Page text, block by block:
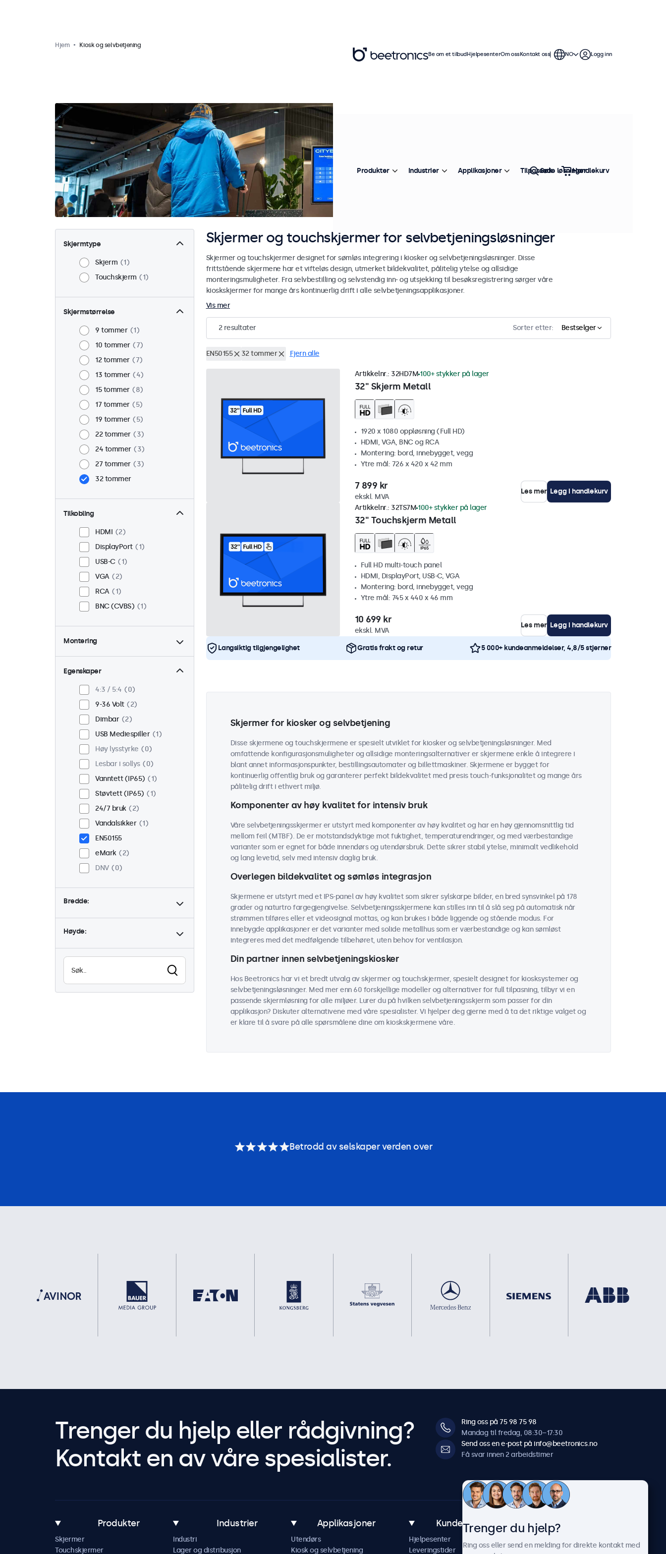
Hjem Kiosk og selvbetjening
Skjermtype
Skjerm
1
Touchskjerm
1
Skjermstørrelse
9 tommer
1
10 tommer
7
12 tommer
7
13 tommer
4
15 tommer
8
17 tommer
5
19 tommer
5
22 tommer
3
24 tommer
3
27 tommer
3
32 tommer
Tilkobling
HDMI
2
DisplayPort
1
USB-C
1
VGA
2
RCA
1
BNC (CVBS)
1
Montering
Bord
2
Vegg
Panel montert
Innebygd
2
Rackmontering (19")
VESA 75 x 75
0
VESA 100 x 100
2
Egenskaper
4:3 / 5:4
0
9-36 Volt
2
Dimbar
2
USB Mediespiller
1
Høy lysstyrke
0
Lesbar i sollys
0
Vanntett (IP65)
1
Støvtett (IP65)
1
24/7 bruk
2
Vandalsikker
1
EN50155
eMark
2
DNV
0
Bredde:
Høyde:
Skjermer og touchskjermer for selvbetjeningsløsninger
Skjermer og touchskjermer designet for sømløs integrering i kiosker og selvbetjeningsløsninger. Disse
frittstående skjermene har et vifteløs design, utmerket bildekvalitet, pålitelig ytelse og allsidige
monteringsmuligheter. Fra selvbestilling og selvstendig inn- og utsjekking til besøksregistrering sørger våre
kioskskjermer for mange års kontinuerlig drift i alle selvbetjeningsapplikasjoner.
Vis mer
2resultater Sorter etter: Bestselger
EN50155 32 tommer Fjern alle
32" Skjerm Metall
Artikkelnr.: 32HD7M 100+ stykker på lager
1920 x 1080 oppløsning (Full HD)
HDMI, VGA, BNC og RCA
Montering: bord, innebygget, vegg
Ytre mål: 726 x 420 x 42 mm
7 899 kr
ekskl. MVA
Les mer Legg i handlekurv
32" Touchskjerm Metall
Artikkelnr.: 32TS7M 100+ stykker på lager
Full HD multi-touch panel
HDMI, DisplayPort, USB-C, VGA
Montering: bord, innebygget, vegg
Ytre mål: 745 x 440 x 46 mm
10 699 kr
ekskl. MVA
Les mer Legg i handlekurv
Langsiktig tilgjengelighet Gratis frakt og retur 5 000+ kundeanmeldelser, 4,8/5 stjerner
Skjermer for kiosker og selvbetjening
Disse skjermene og touchskjermene er spesielt utviklet for kiosker og selvbetjeningsløsninger. Med
omfattende konfigurasjonsmuligheter og allsidige monteringsalternativer er skjermene enkle å integrere i
blant annet informasjonspunkter, bestillingsautomater og billettmaskiner. Skjermene er bygget for
kontinuerlig offentlig bruk og garanterer perfekt bildekvalitet med presis touch-funksjonalitet og mange års
pålitelig drift i ethvert miljø.
Komponenter av høy kvalitet for intensiv bruk
Våre selvbetjeningsskjermer er utstyrt med komponenter av høy kvalitet og har en høy gjennomsnittlig tid
mellom feil (MTBF). De er motstandsdyktige mot fuktighet, temperaturendringer, og med værbestandige
varianter som er egnet for både innendørs og utendørsbruk. Dette sikrer stabil ytelse, minimalt vedlikehold
og lang levetid, selv med intensiv daglig bruk.
Overlegen bildekvalitet og sømløs integrasjon
Skjermene er utstyrt med et IPS-panel av høy kvalitet som sikrer sylskarpe bilder, en bred synsvinkel på 178
grader og naturtro fargegjengivelse. Selvbetjeningsskjermene kan stilles inn til å slå seg på automatisk når
strømmen tilføres eller et videosignal mottas, og kan brukes i både liggende og stående modus. For
innebygde applikasjoner er det varianter med solide metallhus som er værbestandige og kan sømløst
integreres med det medfølgende tilbehøret, uten behov for ventilasjon.
Din partner innen selvbetjeningskiosker
Hos Beetronics har vi et bredt utvalg av skjermer og touchskjermer, spesielt designet for kiosksystemer og
selvbetjeningsløsninger. Med mer enn 60 forskjellige modeller og alternativer for full tilpasning, tilbyr vi en
passende skjermløsning for alle miljøer. Lurer du på hvilken selvbetjeningsskjerm som passer for din
applikasjon? Diskuter alternativene med våre spesialister. Vi hjelper deg gjerne med å ta det riktige valget og
er klare til å svare på alle spørsmålene dine om kioskskjermene våre.
Be om et tilbudHjelpesenterOm ossKontakt oss NO Logg inn
Produkter Industrier Applikasjoner Tilpassede løsninger
Søk Handlekurv
Betrodd av selskaper verden over
Trenger du hjelp eller rådgivning?
Kontakt en av våre spesialister.
Ring oss på 75 98 75 98
Mandag til fredag, 08:30–17:30
Send oss en e-post på info@beetronics.no
Få svar innen 2 arbeidstimer
Produkter
Skjermer
Touchskjermer
Industrier
Industri
Lager og distribusjon
Applikasjoner
Utendørs
Kiosk og selvbetjening
Kundeservice
Hjelpesenter
Leveringstider
Om Beetronics
Nyheter & oppdateringer
Trenger du hjelp?
Ring oss eller send en melding for direkte kontakt med